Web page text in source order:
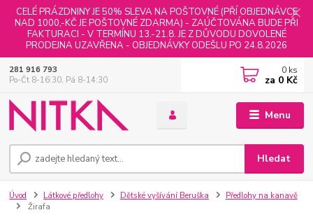
CELÉ PRÁZDNINY JE 50% SLEVA NA POŠTOVNÉ (PŘÍ OBJEDNÁVCE
NAD 1000,-KČ JE POŠTOVNÉ ZDARMA) - ZAÚČTOVÁNA BUDE PŘI
FAKTURACI - V TERMÍNU 13.-21.8. JE Z DŮVODU DOVOLENÉ
PRODEJNA UZAVŘENA - OBJEDNÁVKY ODEŠLU PO 24.8.2026
Menu
Hledat
281 916 793
Po-Čt 8-16:30, Pá 8-14:30
0 ks
za 0 Kč
Úvod Látkové předlohy Dětské vyšívání Beruška
Předlohy na kanavě
Žirafa